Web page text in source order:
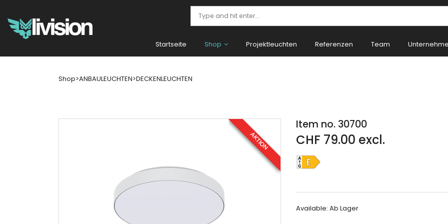
Startseite Shop Projektleuchten Referenzen Team
Shop>ANBAULEUCHTEN>DECKENLEUCHTEN
AKTION
Item no. 30700
CHF 79.00 excl.
Available: Ab Lager